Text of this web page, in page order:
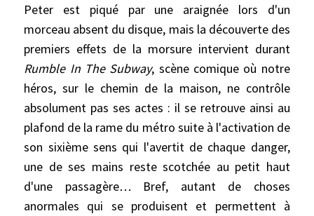
Peter est piqué par une araignée lors d'un
morceau absent du disque, mais la découverte des
premiers effets de la morsure intervient durant
Rumble In The Subway, scène comique où notre
héros, sur le chemin de la maison, ne contrôle
absolument pas ses actes : il se retrouve ainsi au
plafond de la rame du métro suite à l'activation de
son sixième sens qui l'avertit de chaque danger,
une de ses mains reste scotchée au petit haut
d'une passagère… Bref, autant de choses
anormales qui se produisent et permettent à